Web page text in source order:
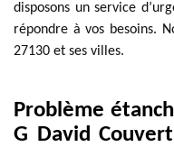
disposons un service
répondre à vos besoins.
27130 et ses villes.
Problème
G David